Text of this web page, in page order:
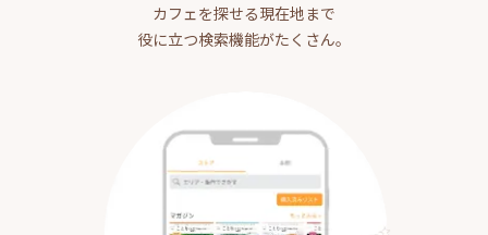
カフェを探せる現在地まで
役に立つ検索機能がたくさん。